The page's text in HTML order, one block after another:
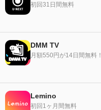
初回31日間無料
DMM TV
月額550円が14日間無料！
Lemino
初回1ヶ月間無料